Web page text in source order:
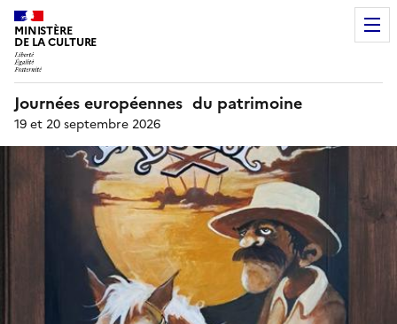
MINISTÈRE
DE LA CULTURE
Journées européennes du patrimoine
19 et 20 septembre 2026